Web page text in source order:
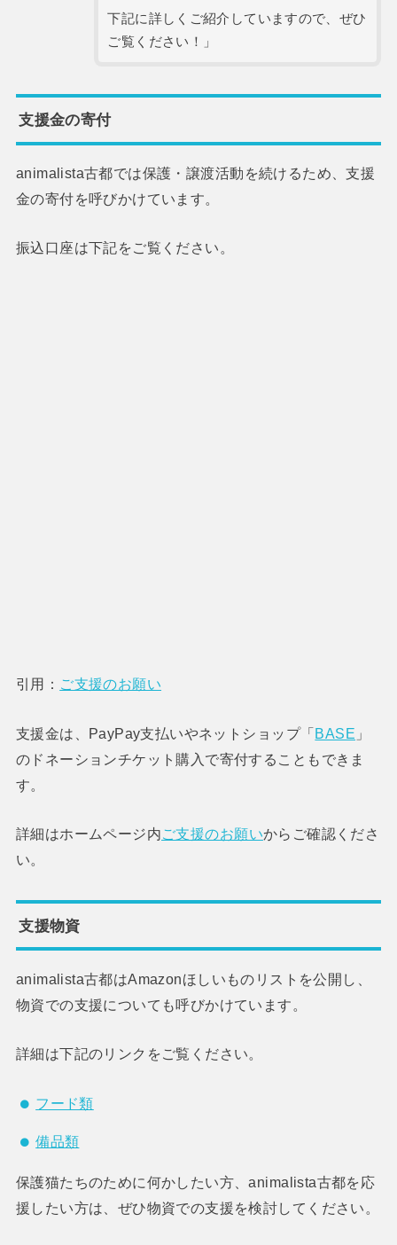
下記に詳しくご紹介していますので、ぜひ
ご覧ください！」
支援金の寄付
animalista古都では保護・譲渡活動を続けるため、支援
金の寄付を呼びかけています。
振込口座は下記をご覧ください。
引用： ご支援のお願い
支援金は、PayPay支払いやネットショップ「BASE 」
のドネーションチケット購入で寄付することもできま
す。
詳細はホームページ内ご支援のお願いからご確認くださ
い。
支援物資
animalista古都はAmazonほしいものリストを公開し、
物資での支援についても呼びかけています。
詳細は下記のリンクをご覧ください。
フード類
備品類
保護猫たちのために何かしたい方、animalista古都を応
援したい方は、ぜひ物資での支援を検討してください。